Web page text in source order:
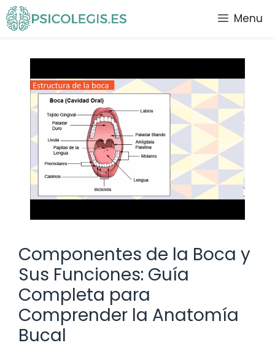
Saltar
al
Menu
Componentes de la Boca y
Sus Funciones: Guía
Completa para
Comprender la Anatomía
Bucal